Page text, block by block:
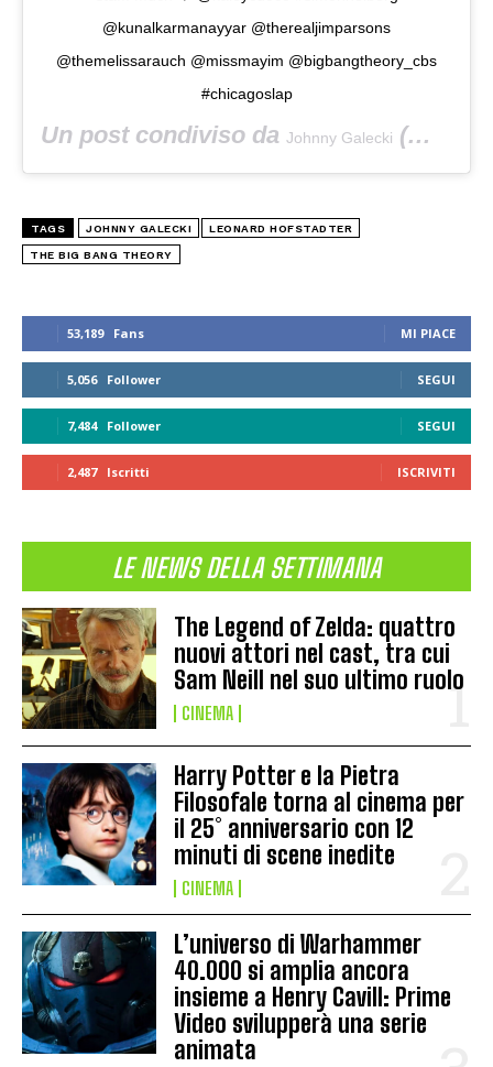
53,189 Fans MI PIACE
5,056 Follower SEGUI
7,484 Follower SEGUI
2,487 Iscritti ISCRIVITI
LE NEWS DELLA SETTIMANA
The Legend of Zelda: quattro
nuovi attori nel cast, tra cui
Sam Neill nel suo ultimo ruolo
CINEMA
Harry Potter e la Pietra
Filosofale torna al cinema per
il 25° anniversario con 12
minuti di scene inedite
CINEMA
L’universo di Warhammer
40.000 si amplia ancora
insieme a Henry Cavill: Prime
Video svilupperà una serie
animata
@kunalkarmanayyar @therealjimparsons
@themelissarauch @missmayim @bigbangtheory_cbs
#chicagoslap
Un post condiviso da Johnny Galecki (@sanctionedjohnnygalecki) in data:
TAGS JOHNNY GALECKI LEONARD HOFSTADTER
THE BIG BANG THEORY